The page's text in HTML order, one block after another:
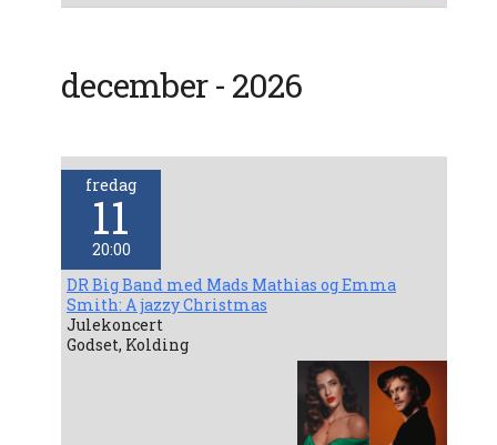
december - 2026
fredag
11
20:00
DR Big Band med Mads Mathias og Emma
Smith: A jazzy Christmas
Julekoncert
Godset, Kolding